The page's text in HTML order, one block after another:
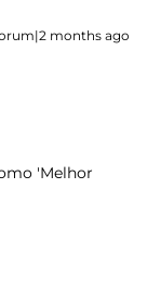
months ago
'Melhor